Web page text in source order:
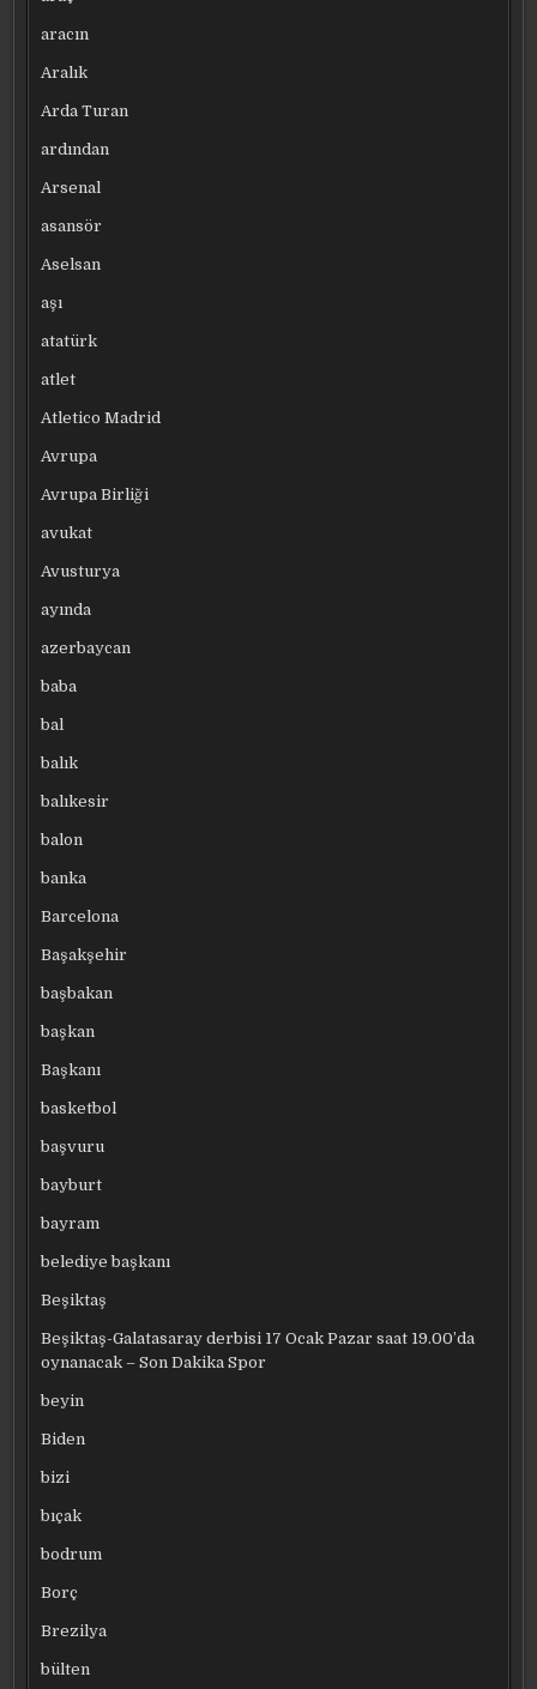
aracın
Aralık
Arda Turan
ardından
Arsenal
asansör
Aselsan
aşı
atatürk
atlet
Atletico Madrid
Avrupa
Avrupa Birliği
avukat
Avusturya
ayında
azerbaycan
baba
bal
balık
balıkesir
balon
banka
Barcelona
Başakşehir
başbakan
başkan
Başkanı
basketbol
başvuru
bayburt
bayram
belediye başkanı
Beşiktaş
Beşiktaş-Galatasaray derbisi 17 Ocak Pazar saat 19.00’da
oynanacak – Son Dakika Spor
beyin
Biden
bizi
bıçak
bodrum
Borç
Brezilya
bülten